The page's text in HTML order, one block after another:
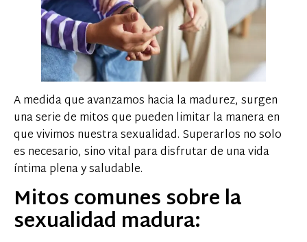
A medida que avanzamos hacia la madurez, surgen
una serie de mitos que pueden limitar la manera en
que vivimos nuestra sexualidad. Superarlos no solo
es necesario, sino vital para disfrutar de una vida
íntima plena y saludable.
Mitos comunes sobre la
sexualidad madura: